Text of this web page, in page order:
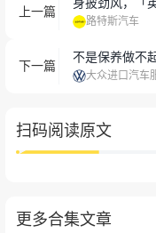
上一篇
身披劲风，「
路特斯汽车
下一篇
不是保养做不
大众进口汽车
扫码阅读原文
更多合集文章